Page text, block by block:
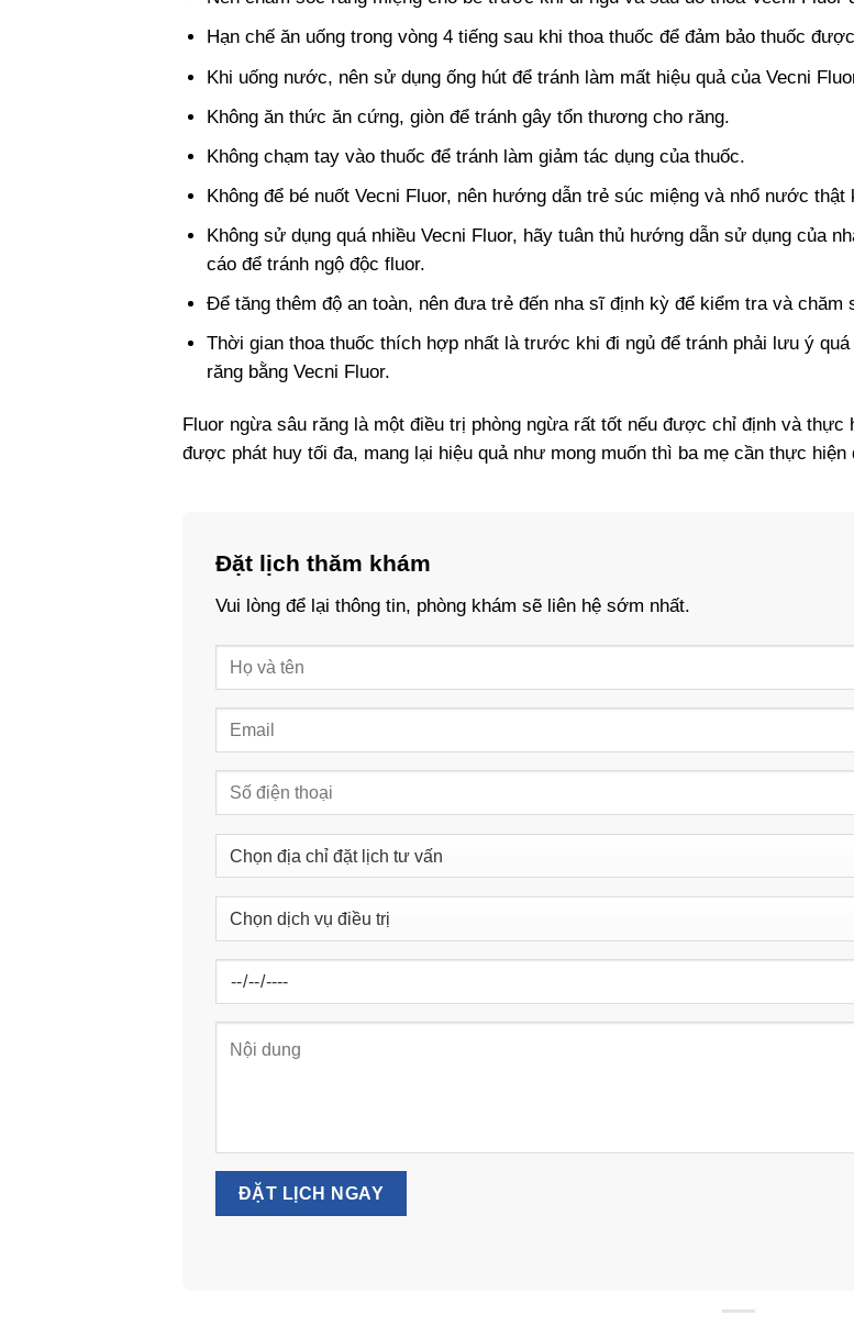
Hạn chế ăn uống trong vòng 4 tiếng sau khi thoa thuốc để đảm bảo thuốc
Khi uống nước, nên sử dụng ống hút để tránh làm mất hiệu quả của Vecni
Không ăn thức ăn cứng, giòn để tránh gây tổn thương cho răng.
Không chạm tay vào thuốc để tránh làm giảm tác dụng của thuốc.
Không để bé nuốt Vecni Fluor, nên hướng dẫn trẻ súc miệng và nhổ nước
Không sử dụng quá nhiều Vecni Fluor, hãy tuân thủ hướng dẫn sử dụng của
cáo để tránh ngộ độc fluor.
Để tăng thêm độ an toàn, nên đưa trẻ đến nha sĩ định kỳ để kiểm tra và chăm
Thời gian thoa thuốc thích hợp nhất là trước khi đi ngủ để tránh phải lưu ý
răng bằng Vecni Fluor.
Fluor ngừa sâu răng là một điều trị phòng ngừa rất tốt nếu được chỉ định và
được phát huy tối đa, mang lại hiệu quả như mong muốn thì ba mẹ cần thực
Đặt lịch thăm khám
Vui lòng để lại thông tin, phòng khám sẽ liên hệ sớm nhất.